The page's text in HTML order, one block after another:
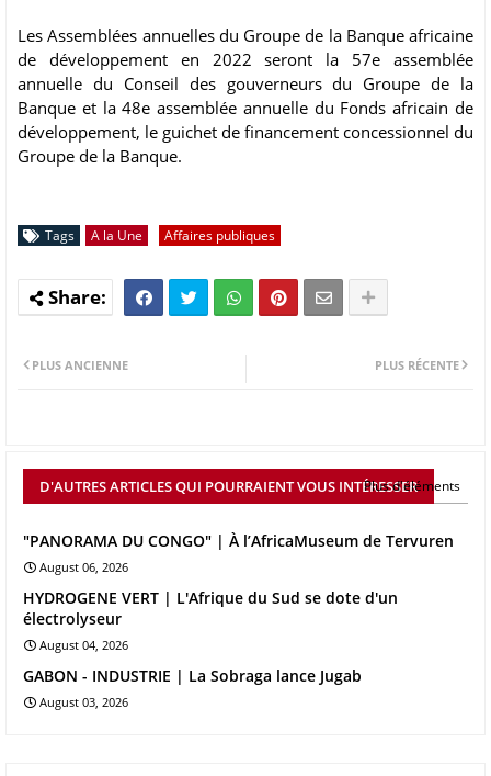
Les Assemblées annuelles du Groupe de la Banque africaine
de développement en 2022 seront la 57e assemblée
annuelle du Conseil des gouverneurs du Groupe de la
Banque et la 48e assemblée annuelle du Fonds africain de
développement, le guichet de financement concessionnel du
Groupe de la Banque.
Tags A la Une Affaires publiques
PLUS RÉCENTE
PLUS ANCIENNE
D'AUTRES ARTICLES QUI POURRAIENT VOUS INTÉRESSER
Plus d'éléments
"PANORAMA DU CONGO" | À l’AfricaMuseum de Tervuren
August 06, 2026
HYDROGENE VERT | L'Afrique du Sud se dote d'un
électrolyseur
August 04, 2026
GABON - INDUSTRIE | La Sobraga lance Jugab
August 03, 2026